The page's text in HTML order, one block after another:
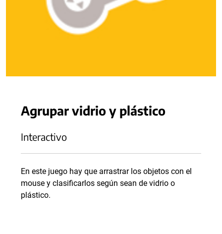
Agrupar vidrio y plástico
Interactivo
En este juego hay que arrastrar los objetos con el
mouse y clasificarlos según sean de vidrio o
plástico.